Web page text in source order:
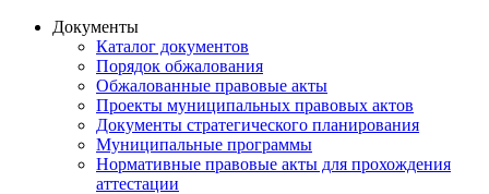
Документы
Каталог документов
Порядок обжалования
Обжалованные правовые акты
Проекты муниципальных правовых актов
Документы стратегического планирования
Муниципальные программы
Нормативные правовые акты для прохождения
аттестации